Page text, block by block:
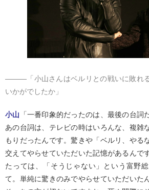
―――「小山さんはベルリとの戦いに敗れ
いかがでしたか」
小山 「一番印象的だったのは、最後の台詞
あの台詞は、テレビの時はいろんな、複雑
もりだったんです。驚きや「ベルリ、やる
交えてやらせていただいた記憶があるんで
たっては、「そうじゃない」という富野
て。単純に驚きのみでやらせていただいた